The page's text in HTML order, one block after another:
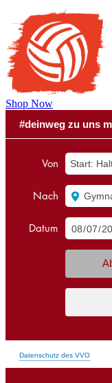
Shop Now